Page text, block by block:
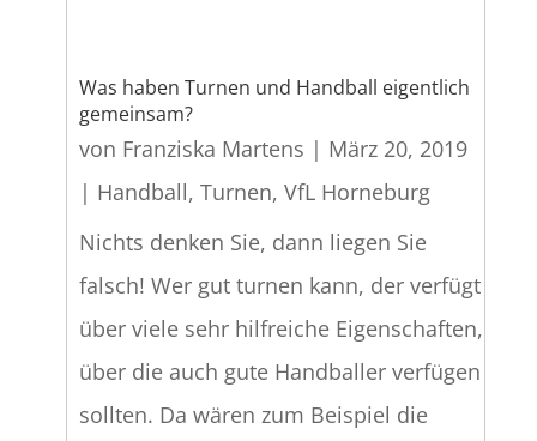
Was haben Turnen und Handball eigentlich
gemeinsam?
von Franziska Martens | März 20, 2019
| Handball, Turnen, VfL Horneburg
Nichts denken Sie, dann liegen Sie
falsch! Wer gut turnen kann, der verfügt
über viele sehr hilfreiche Eigenschaften,
über die auch gute Handballer verfügen
sollten. Da wären zum Beispiel die